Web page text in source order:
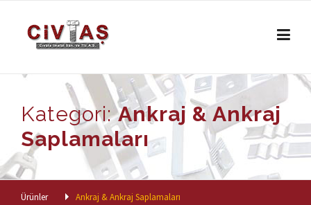
Kategori:Ankraj & Ankraj
Saplamaları
Ürünler Ankraj & Ankraj Saplamaları